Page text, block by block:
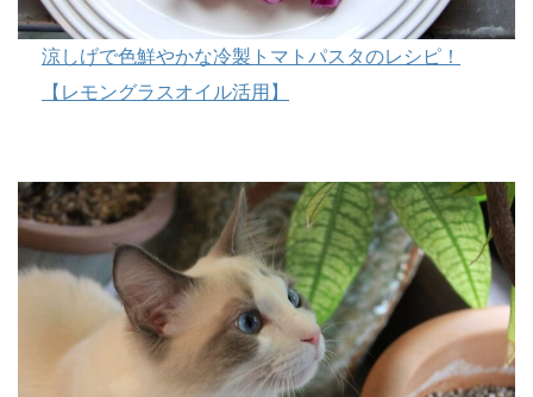
涼しげで色鮮やかな冷製トマトパスタのレシピ！
【レモングラスオイル活用】